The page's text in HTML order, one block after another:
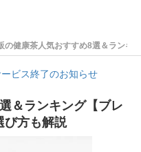
の健康茶人気おすすめ8選＆ランキ
ビス終了のお知らせ
＆ランキング【ブレ
び方も解説